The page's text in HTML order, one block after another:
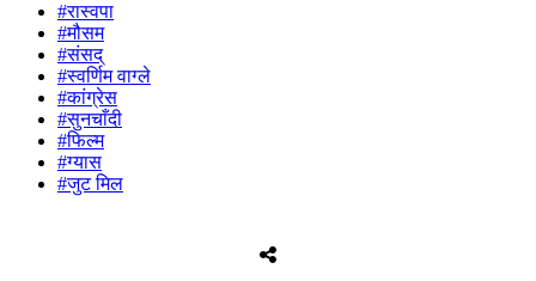
#रास्वपा
#मौसम
#संसद्
#स्वर्णिम वाग्ले
#कांग्रेस
#सुनचाँदी
#फिल्म
#ग्यास
#जुट मिल